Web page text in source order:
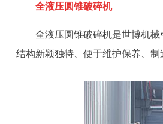
全液压圆锥破碎机
全液压圆锥破碎机是世博机
结构新颖独特、便于维护保养、